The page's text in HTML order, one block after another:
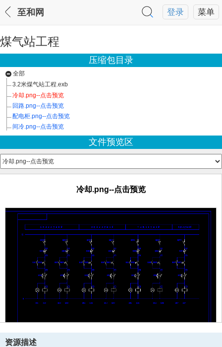
菜单
登录
至和网
煤气站工程
压缩包目录
全部
3.2米煤气站工程.exb
冷却.png--点击预览
回路.png--点击预览
配电柜.png--点击预览
间冷.png--点击预览
文件预览区
冷却.png--点击预览
资源描述